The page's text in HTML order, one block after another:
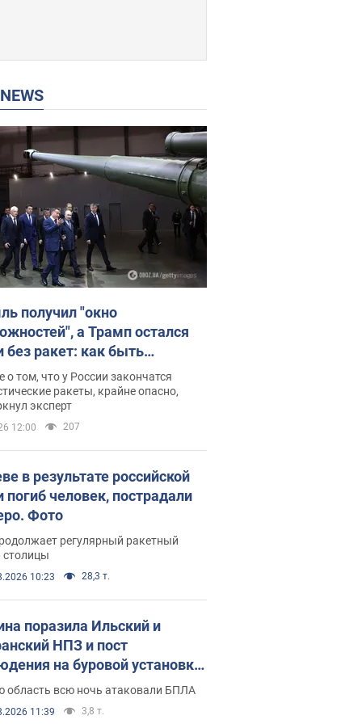
NEWS
получил "окно
а Трамп остался
без ракет: как быть
Интервью с Мельником
о том, что у России закончатся
ракеты, крайне опасно,
эксперт
12:00 207
в результате российской
погиб человек, пострадали
Фото
регулярный ракетный
столицы
10:23 28,3 т.
поразила Ильский и
НПЗ и пост
на буровой установке
Генштаб раскрыл детали.
видео
область всю ночь атаковали БПЛА
11:39 3,8 т.